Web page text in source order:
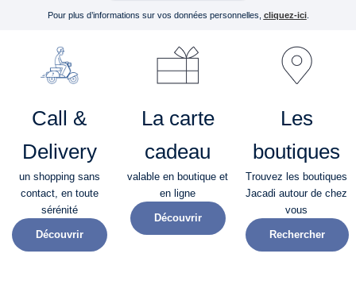
Pour plus d’informations sur vos données personnelles, cliquez-ici.
Call &
Delivery
un shopping sans
contact, en toute
sérénité​
Découvrir
La carte
cadeau
valable en boutique et
en ligne
Découvrir
Les
boutiques
Trouvez les boutiques
Jacadi autour de chez
vous
Rechercher